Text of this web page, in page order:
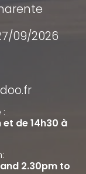
09/2026
et de 14h30 à
2.30pm to